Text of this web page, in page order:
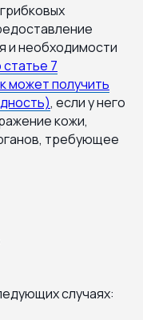
и необходимости
7
может получить
, если у него
кожи,
требующее
случаях: